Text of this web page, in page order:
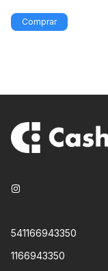
541166943350
1166943350